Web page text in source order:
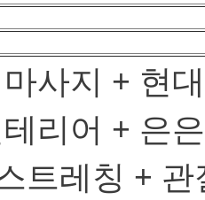
사지 + 현
리어 + 은
트레칭 +